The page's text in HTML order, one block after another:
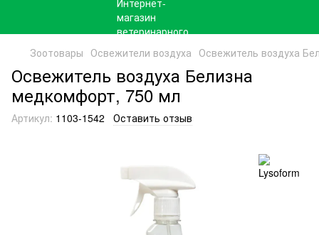
Зоотовары Освежители воздуха Освежитель воздуха
Освежитель воздуха Белизна
медкомфорт, 750 мл
Артикул: 1103-1542 Оставить отзыв